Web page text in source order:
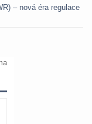
– nová éra regulace